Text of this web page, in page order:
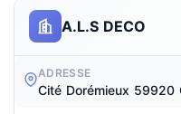
A.L.S DECO
ADRESSE
Cité Dorémieux 59920